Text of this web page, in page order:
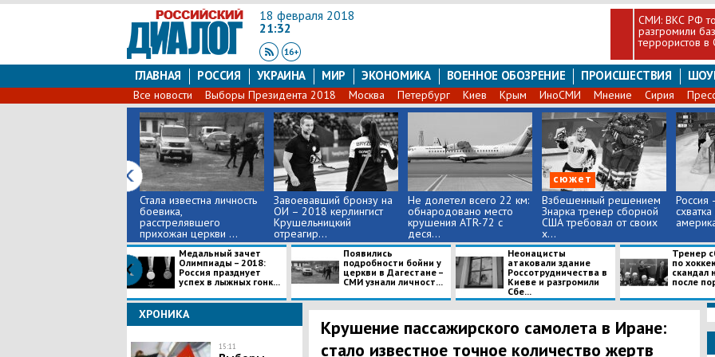
18 февраля 2018
21:32
СМИ: ВКС РФ
разгромили
террористов в
ГЛАВНАЯ РОССИЯ УКРАИНА МИР ЭКОНОМИКА ВОЕННОЕ ОБОЗРЕНИЕ ПРОИСШЕСТВИЯ
Все новости Выборы Президента 2018 Москва Петербург Киев Крым ИноСМИ Мнение Сирия
​Стала известна личность
боевика,
расстрелявшего
прихожан церкви ...
Завоевавший бронзу на
ОИ – 2018 керлингист
Крушельницкий
отреагир...
Не долетел всего 22 км:
обнародовано место
крушения ATR-72 с
деся...
сюжет
Взбешенный решением
Знарка тренер сборной
США требовал от своих
х...
Россия
Медальный зачет
Олимпиады – 2018:
Россия празднует
успех в лыжных гонк...
​Появились
подробности бойни у
церкви в Дагестане –
СМИ узнали личност...
Неонацисты
атаковали здание
Россотрудничества в
Киеве и разгромили
Сбе...
Тренер
по
скандал
после
ХРОНИКА
15:11
Крушение пассажирского самолета в Иране:
стало известное точное количество жертв